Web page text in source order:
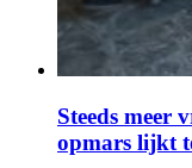
Steeds meer
opmars lijkt